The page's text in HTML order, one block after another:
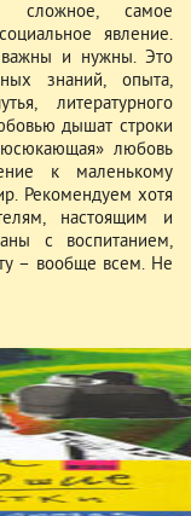
самое
явление.
важны и нужны. Это
знаний, опыта,
литературного
дышат строки
любовь
к маленькому
Рекомендуем хотя
настоящим и
с воспитанием,
– вообще всем. Не